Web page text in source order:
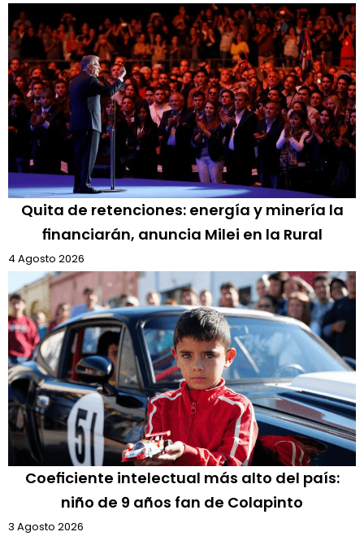
Quita de retenciones: energía y minería la
financiarán, anuncia Milei en la Rural
4 Agosto 2026
Coeficiente intelectual más alto del país:
niño de 9 años fan de Colapinto
3 Agosto 2026